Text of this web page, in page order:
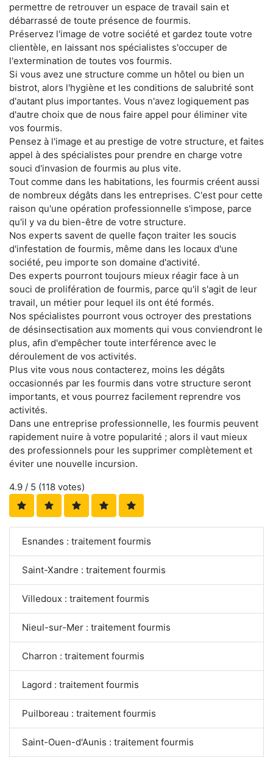
permettre de retrouver un espace de travail sain et
débarrassé de toute présence de fourmis.
Préservez l'image de votre société et gardez toute votre
clientèle, en laissant nos spécialistes s'occuper de
l'extermination de toutes vos fourmis.
Si vous avez une structure comme un hôtel ou bien un
bistrot, alors l'hygiène et les conditions de salubrité sont
d'autant plus importantes. Vous n'avez logiquement pas
d'autre choix que de nous faire appel pour éliminer vite
vos fourmis.
Pensez à l'image et au prestige de votre structure, et faites
appel à des spécialistes pour prendre en charge votre
souci d'invasion de fourmis au plus vite.
Tout comme dans les habitations, les fourmis créent aussi
de nombreux dégâts dans les entreprises. C'est pour cette
raison qu'une opération professionnelle s'impose, parce
qu'il y va du bien-être de votre structure.
Nos experts savent de quelle façon traiter les soucis
d'infestation de fourmis, même dans les locaux d'une
société, peu importe son domaine d'activité.
Des experts pourront toujours mieux réagir face à un
souci de prolifération de fourmis, parce qu'il s'agit de leur
travail, un métier pour lequel ils ont été formés.
Nos spécialistes pourront vous octroyer des prestations
de désinsectisation aux moments qui vous conviendront le
plus, afin d'empêcher toute interférence avec le
déroulement de vos activités.
Plus vite vous nous contacterez, moins les dégâts
occasionnés par les fourmis dans votre structure seront
importants, et vous pourrez facilement reprendre vos
activités.
Dans une entreprise professionnelle, les fourmis peuvent
rapidement nuire à votre popularité ; alors il vaut mieux
des professionnels pour les supprimer complètement et
éviter une nouvelle incursion.
4.9 / 5 (118 votes)
Esnandes : traitement fourmis
Saint-Xandre : traitement fourmis
Villedoux : traitement fourmis
Nieul-sur-Mer : traitement fourmis
Charron : traitement fourmis
Lagord : traitement fourmis
Puilboreau : traitement fourmis
Saint-Ouen-d'Aunis : traitement fourmis